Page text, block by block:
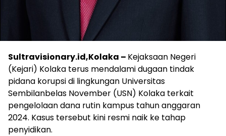
Sultravisionary.id,Kolaka – Kejaksaan Negeri
(Kejari) Kolaka terus mendalami dugaan tindak
pidana korupsi di lingkungan Universitas
Sembilanbelas November (USN) Kolaka terkait
pengelolaan dana rutin kampus tahun anggaran
2024. Kasus tersebut kini resmi naik ke tahap
penyidikan.